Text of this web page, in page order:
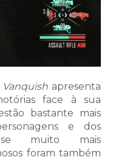
Vanquishapresenta
face à sua
bastante mais
e dos
se muito mais
foram também